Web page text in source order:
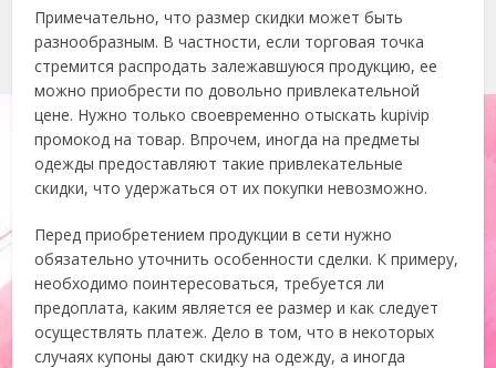
Примечательно, что размер скидки может быть
разнообразным. В частности, если торговая точка
стремится распродать залежавшуюся продукцию, ее
можно приобрести по довольно привлекательной
цене. Нужно только своевременно отыскать kupivip
промокод на товар. Впрочем, иногда на предметы
одежды предоставляют такие привлекательные
скидки, что удержаться от их покупки невозможно.
Перед приобретением продукции в сети нужно
обязательно уточнить особенности сделки. К примеру,
необходимо поинтересоваться, требуется ли
предоплата, каким является ее размер и как следует
осуществлять платеж. Дело в том, что в некоторых
случаях купоны дают скидку на одежду, а иногда